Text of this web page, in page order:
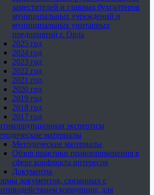
заместителей и главных бухгалтеров
муниципальных учреждений и
муниципальных унитарных
предприятий г. Орла
2025 год
2024 год
2023 год
2022 год
2021 год
2020 год
2019 год
2018 год
2017 год
экспертиза
материалы
Методические материалы
Обзор практики правоприменения в
сфере конфликта интересов
Документы
документов, связанных с
коррупции, для